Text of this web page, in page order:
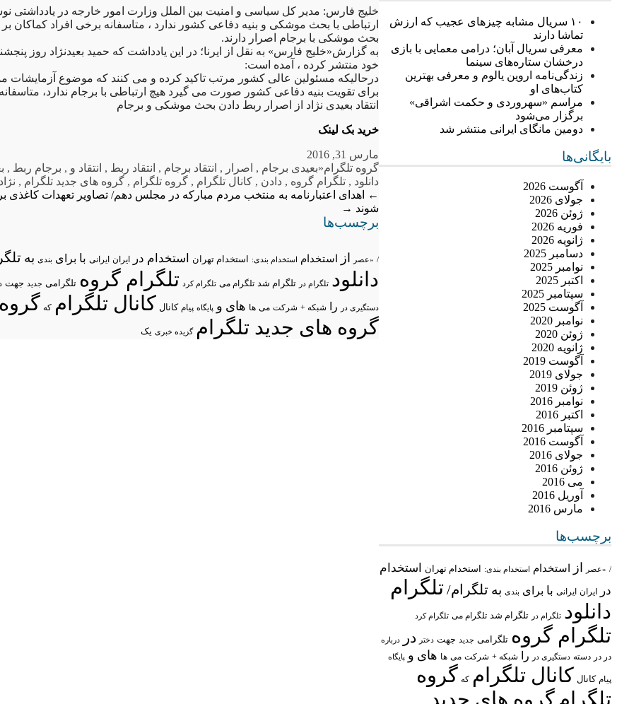
۱۰ سریال مشابه چیزهای عجیب که ارزش
تماشا دارند
معرفی سریال آبان؛ درامی معمایی با بازی
درخشان ستاره‌های سینما
زندگی‌نامه اروین یالوم و معرفی بهترین
کتاب‌های او
مراسم «سهروردی و حکمت اشراقی»
برگزار می‌شود
دومین مانگای ایرانی منتشر شد
بایگانی‌ها
آگوست 2026
جولای 2026
ژوئن 2026
فوریه 2026
ژانویه 2026
دسامبر 2025
نوامبر 2025
اکتبر 2025
سپتامبر 2025
آگوست 2025
نوامبر 2020
ژوئن 2020
ژانویه 2020
آگوست 2019
جولای 2019
ژوئن 2019
نوامبر 2016
اکتبر 2016
سپتامبر 2016
آگوست 2016
جولای 2016
ژوئن 2016
می 2016
آوریل 2016
مارس 2016
برچسب‌ها
/ «عصر از استخدام استخدام بندی: استخدام تهران
استخدام
در
ایران ایرانی با برای بندی به تلگرام/ تلگرام
دانلود تلگرام در تلگرام شد تلگرام می تلگرام کرد
تلگرام گروه تلگرامی جدید جهت دختر در درباره
در در دسته دستگیری در را شبکه + شرکت می ها های و پایگاه
پیام کانال کانال تلگرام که گروه
تلگرام گروه های جدید
خلیج فارس: مدیر کل سیاسی و امنیت بین الملل وزارت امور خارجه در یادداشتی
ارتباطی با بحث موشکی و بنیه دفاعی کشور ندارد ، متاسفانه برخی افراد کماکان
بحث موشکی با برجام اصرار دارند.
به گزارش«خلیج فارس» به نقل از ایرنا؛ در این یادداشت که حمید بعیدنژاد روز
خود منتشر کرده ، آمده است:
درحالیکه مسئولین عالی کشور مرتب تاکید کرده و می کنند که موضوع
برای تقویت بنیه دفاعی کشور صورت می گیرد هیچ ارتباطی با برجام ندارد،
انتقاد بعیدی نژاد از اصرار ربط دادن بحث موشکی و برجام
خرید بک لینک
مارس 31, 2016
گروه تلگرام«بعیدی برجام , اصرار , انتقاد برجام , انتقاد ربط , انتقاد و , برجام ربط ,
دانلود , تلگرام گروه , دادن , کانال تلگرام , گروه تلگرام , گروه های جدید تلگرام ,
←
اهدای اعتبارنامه به منتخب مردم مبارکه در مجلس دهم/ تصاویر تعهدات کاغذی
شوند →
برچسب‌ها
/ «عصر از استخدام استخدام بندی: استخدام تهران استخدام در ایران ایرانی با برای بندی به
دانلود تلگرام در تلگرام شد تلگرام می تلگرام کرد تلگرام گروه تلگرامی جدید جهت
دستگیری در را شبکه + شرکت می ها های و پایگاه پیام کانال کانال تلگرام که
گروه های جدید تلگرام گزیده خبری یک